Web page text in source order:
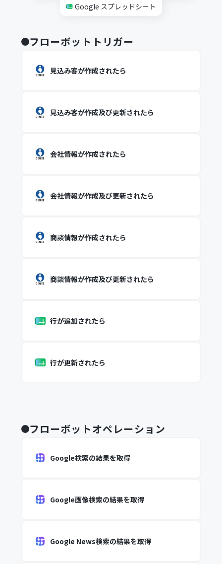
Google スプレッドシート
フローボットトリガー
見込み客が作成されたら
見込み客が作成及び更新されたら
会社情報が作成されたら
会社情報が作成及び更新されたら
商談情報が作成されたら
商談情報が作成及び更新されたら
行が追加されたら
行が更新されたら
フローボットオペレーション
Google検索の結果を取得
Google画像検索の結果を取得
Google News検索の結果を取得